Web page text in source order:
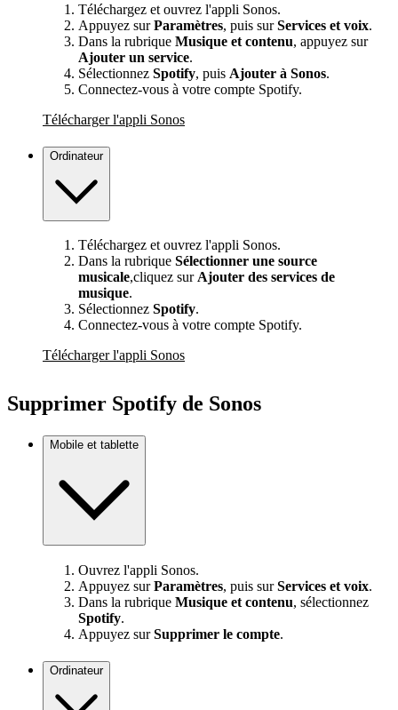
Téléchargez et ouvrez l'appli Sonos.
Appuyez surParamètres, puis surServices et voix.
Dans la rubrique Musique et contenu, appuyez sur
Ajouter un service.
Sélectionnez Spotify, puis Ajouter à Sonos.
Connectez-vous à votre compte Spotify.
Télécharger l'appli Sonos
Ordinateur
Téléchargez et ouvrez l'appli Sonos.
Dans la rubrique Sélectionner une source
musicale,cliquez sur Ajouter des services de
musique.
Sélectionnez Spotify.
Connectez-vous à votre compte Spotify.
Télécharger l'appli Sonos
Supprimer Spotify de Sonos
Mobile et tablette
Ouvrez l'appli Sonos.
Appuyez surParamètres, puis surServices et voix.
Dans la rubrique Musique et contenu, sélectionnez
Spotify.
Appuyez surSupprimer le compte.
Ordinateur